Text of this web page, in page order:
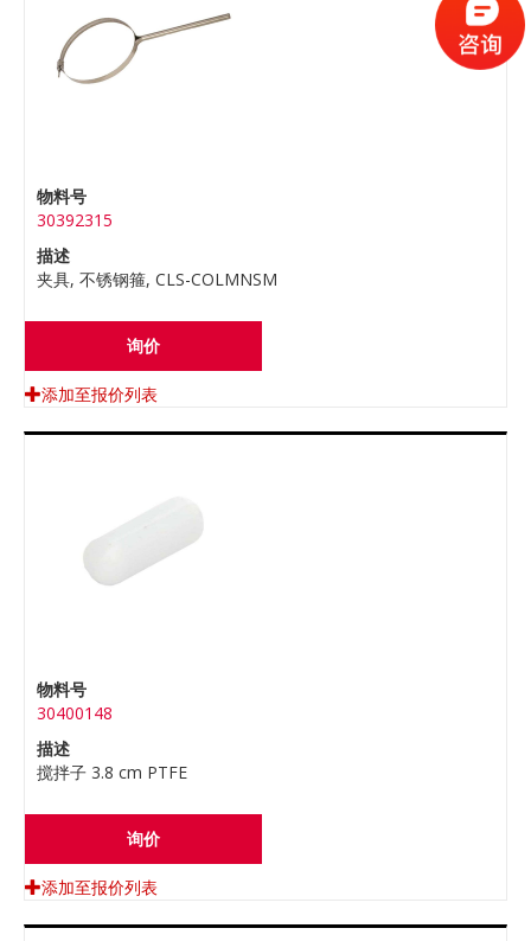
物料号
30392315
描述
夹具, 不锈钢箍, CLS-COLMNSM
询价
添加至报价列表
物料号
30400148
描述
搅拌子 3.8 cm PTFE
询价
添加至报价列表